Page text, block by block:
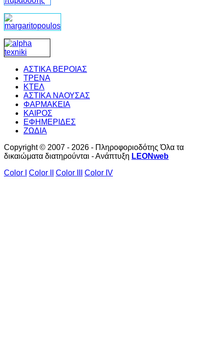
ΑΣΤΙΚΑ ΒΕΡΟΙΑΣ
ΤΡΕΝΑ
ΚΤΕΛ
ΑΣΤΙΚΑ ΝΑΟΥΣΑΣ
ΦΑΡΜΑΚΕΙΑ
ΚΑΙΡΟΣ
ΕΦΗΜΕΡΙΔΕΣ
ΖΩΔΙΑ
Copyright © 2007 - 2026 - Πληροφοριοδότης Όλα τα
δικαιώματα διατηρούνται - Ανάπτυξη LEONweb
Color I
Color II Color III Color IV